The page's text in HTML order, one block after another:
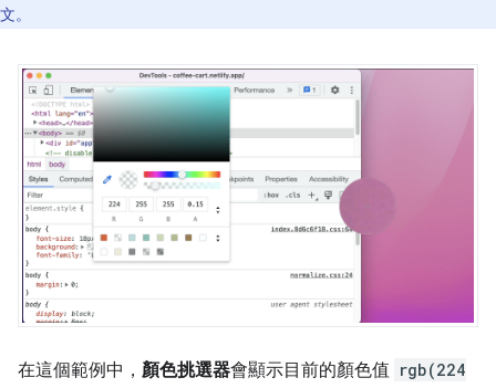
文。
在這個範例中， 顏色挑選器會顯示目前的顏色值 rgb(224